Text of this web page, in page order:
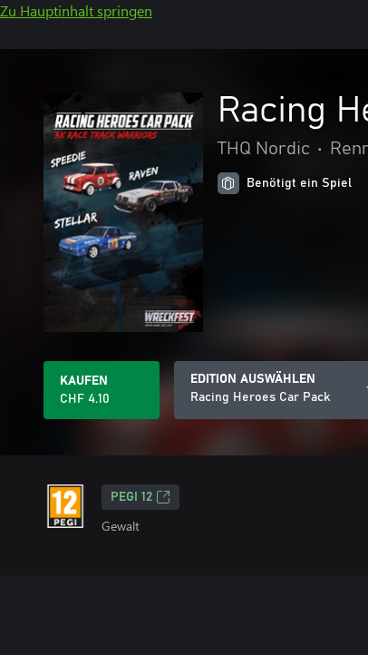
Zu Hauptinhalt springen
Racing
THQ Nordic •
Benötigt ein Spiel
KAUFEN
CHF 4.10
EDITION AUSWÄHLEN
Racing Heroes Car Pack
PEGI 12
Gewalt